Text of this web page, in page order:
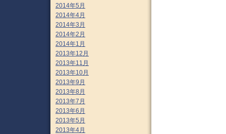
2014年5月
2014年4月
2014年3月
2014年2月
2014年1月
2013年12月
2013年11月
2013年10月
2013年9月
2013年8月
2013年7月
2013年6月
2013年5月
2013年4月